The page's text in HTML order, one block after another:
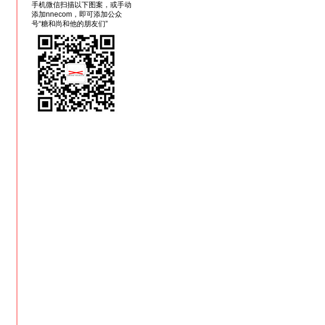
手机微信扫描以下图案，或手动
添加nnecom，即可添加公众
号“糖和尚和他的朋友们”